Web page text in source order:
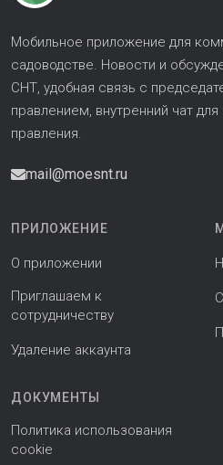
Мобильное приложение для
садоводстве. Новости и
СНТ, удобная связь с
правлением, внутренний чат для
правления.
mail@moesnt.ru
ПРИЛОЖЕНИЕ
О приложении
Приглашаем к
сотрудничеству
Удаление аккаунта
ДОКУМЕНТЫ
Политика использования
cookie